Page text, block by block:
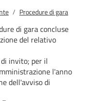
Procedure di gara
di gara concluse
del relativo
invito; per il
l'anno
dell'avviso di